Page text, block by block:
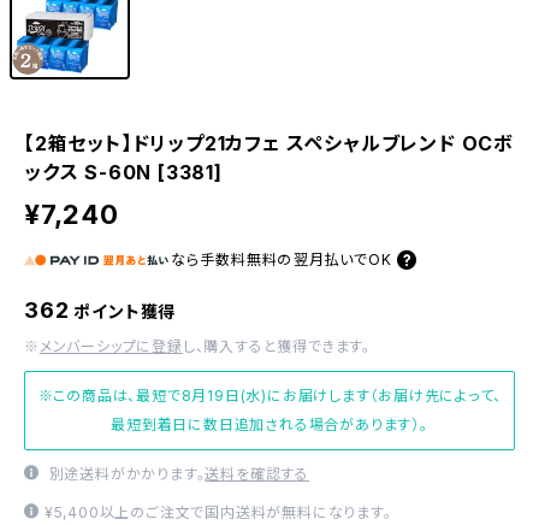
【2箱セット】ドリップ21カフェ スペシャルブレンド OCボ
ックス S-60N [3381]
¥7,240
なら 手数料無料の 翌月払いでOK
362 ポイント獲得
※ メンバーシップに登録 し、購入すると獲得できます。
※この商品は、最短で8月19日(水)にお届けします（お届け先によって、
最短到着日に数日追加される場合があります）。
別途送料がかかります。送料を確認する
¥5,400以上のご注文で国内送料が無料になります。